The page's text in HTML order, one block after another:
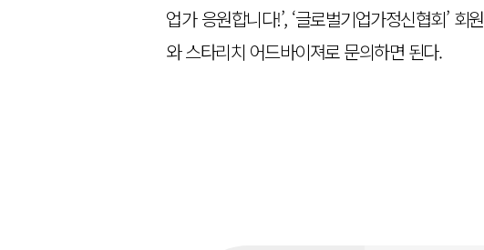
업가 응원합니다!’, ‘글로벌기업가정신협회’
와 스타리치 어드바이져로 문의하면 된다.